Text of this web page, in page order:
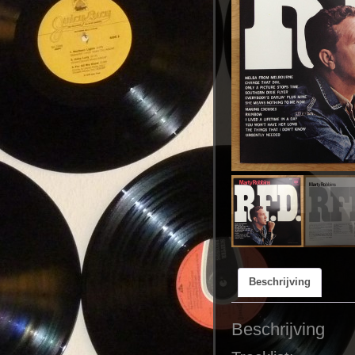
Beschrijving
Beschrijving